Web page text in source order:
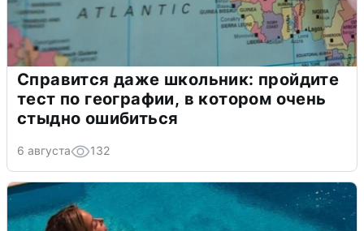
Справится даже школьник: пройдите
тест по географии, в котором очень
стыдно ошибиться
6 августа 132